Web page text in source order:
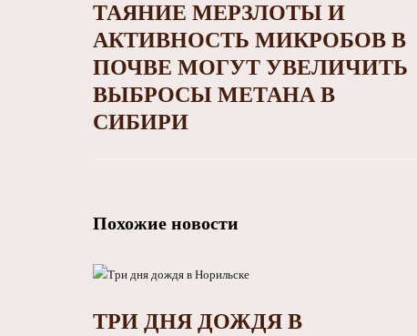
ТАЯНИЕ МЕРЗЛОТЫ И
АКТИВНОСТЬ МИКРОБОВ В
ПОЧВЕ МОГУТ УВЕЛИЧИТЬ
ВЫБРОСЫ МЕТАНА В
СИБИРИ
Похожие новости
ТРИ ДНЯ ДОЖДЯ В